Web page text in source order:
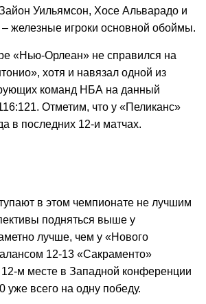
Уильямсон, Хосе Альварадо и
железные игроки основной обоймы.
«Нью-Орлеан» не справился на
хотя и навязал одной из
команд НБА на данный
Отметим, что у «Пеликанс»
в последних 12-и матчах.
в этом чемпионате не лучшим
подняться выше у
лучше, чем у «Нового
12-13 «Сакраменто»
12-м месте в Западной конференции
уже всего на одну победу.